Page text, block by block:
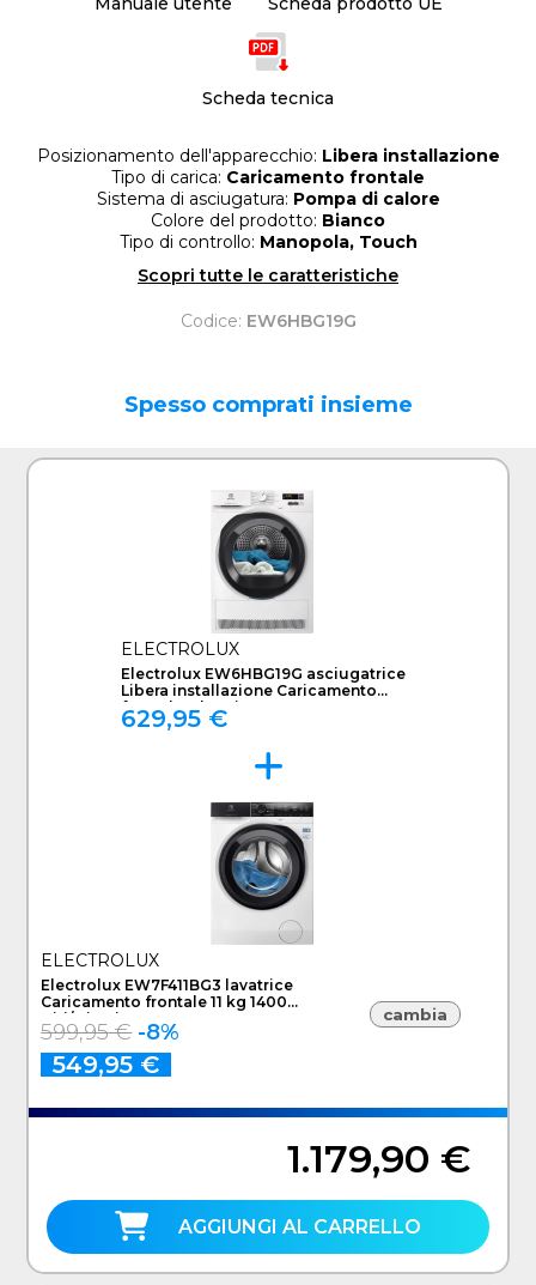
Scheda tecnica
Posizionamento dell'apparecchio: Libera installazione
Tipo di carica: Caricamento frontale
Sistema di asciugatura: Pompa di calore
Colore del prodotto: Bianco
Tipo di controllo: Manopola, Touch
Scopri tutte le caratteristiche
Codice: EW6HBG19G
Spesso comprati insieme
ELECTROLUX
Electrolux EW6HBG19G asciugatrice
Libera installazione Caricamento
frontale 9 kg Bianco
629,95 €
ELECTROLUX
Electrolux EW7F411BG3 lavatrice
Caricamento frontale 11 kg 1400
Giri/min Bianco
599,95 € -8%
549,95 €
cambia
1.179,90 €
AGGIUNGI AL CARRELLO